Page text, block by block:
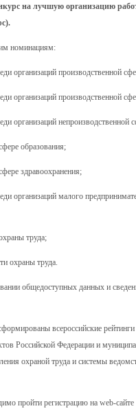
на лучшую организацию
номинациям:
организаций производственной
организаций производственной
организаций непроизводственной
образования;
здравоохранения;
организаций малого
труда;
охраны труда.
общедоступных данных и
всероссийские
Российской Федерации и
охраной труда и системы
пройти регистрацию на web-сайте